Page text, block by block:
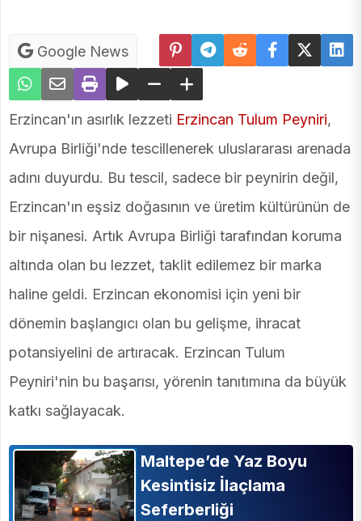
Google News
Erzincan'ın asırlık lezzeti Erzincan Tulum Peyniri,
Avrupa Birliği'nde tescillenerek uluslararası arenada
adını duyurdu. Bu tescil, sadece bir peynirin değil,
Erzincan'ın eşsiz doğasının ve üretim kültürünün de
bir nişanesi. Artık Avrupa Birliği tarafından koruma
altında olan bu lezzet, taklit edilemez bir marka
haline geldi. Erzincan ekonomisi için yeni bir
dönemin başlangıcı olan bu gelişme, ihracat
potansiyelini de artıracak. Erzincan Tulum
Peyniri'nin bu başarısı, yörenin tanıtımına da büyük
katkı sağlayacak.
Maltepe’de Yaz Boyu
Kesintisiz İlaçlama
Seferberliği